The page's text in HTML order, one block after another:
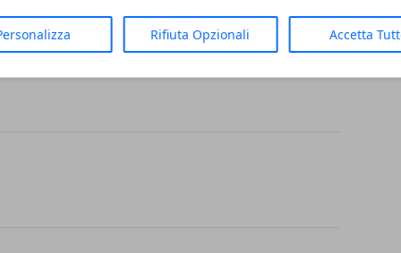
Rifiuta Opzionali Accetta
: <<Io e Cassano parliamo la stessa
ti fa guadagnare il rispetto sotto casa>>.